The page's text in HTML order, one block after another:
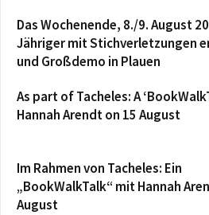
Das Wochenende, 8./9. August
Jähriger mit Stichverletzungen
und Großdemo in Plauen
As part of Tacheles: A
Hannah Arendt on 15 August
Im Rahmen von Tacheles: Ein
„BookWalkTalk“ mit Hannah
August